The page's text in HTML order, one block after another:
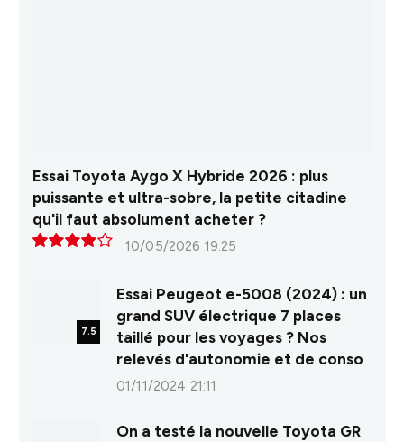
Essai Toyota Aygo X Hybride 2026 : plus
puissante et ultra-sobre, la petite citadine
qu'il faut absolument acheter ?
10/05/2026 19:25
7.5
Essai Peugeot e-5008 (2024) : un
grand SUV électrique 7 places
taillé pour les voyages ? Nos
relevés d'autonomie et de conso
01/11/2024 21:11
On a testé la nouvelle Toyota GR